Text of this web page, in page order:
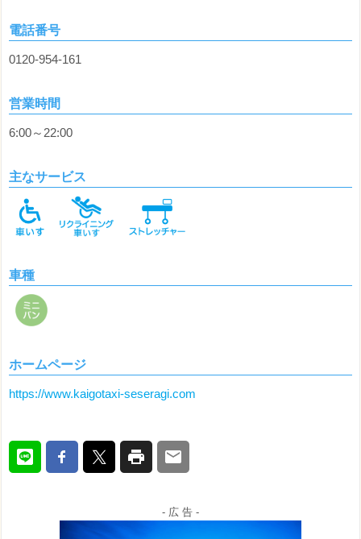
電話番号
0120-954-161
営業時間
6:00～22:00
主なサービス
車種
ホームページ
https://www.kaigotaxi-seseragi.com
- 広 告 -